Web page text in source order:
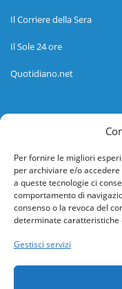
Per fornire le migliori
per archiviare e/o
a queste tecnologie ci
comportamento di
consenso o la revoca del
determinate caratteristiche
Gestisci servizi
Il Corriere della Sera
Il Sole 24 ore
Quotidiano.net
Informazioni
Help desk
Guida rapida